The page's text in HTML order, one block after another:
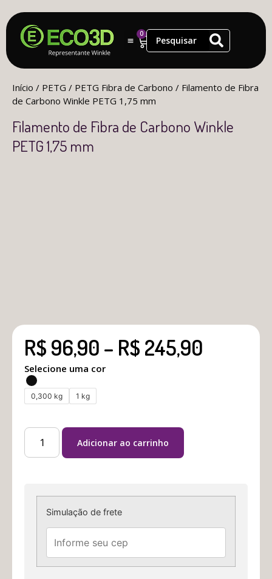
0
Início / PETG / PETG Fibra de Carbono / Filamento de Fibra
de Carbono Winkle PETG 1,75 mm
Filamento de Fibra de Carbono Winkle
PETG 1,75 mm
R$ 96,90 – R$ 245,90
Selecione uma cor
0,300 kg 1 kg
Adicionar ao carrinho
Simulação de frete